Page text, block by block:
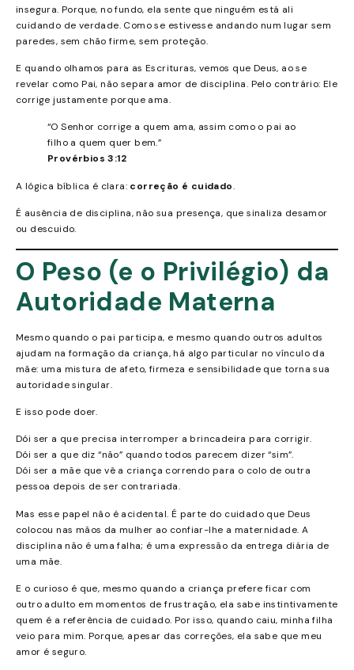
insegura. Porque, no fundo, ela sente que ninguém está ali
cuidando de verdade. Como se estivesse andando num lugar sem
paredes, sem chão firme, sem proteção.
E quando olhamos para as Escrituras, vemos que Deus, ao se
revelar como Pai, não separa amor de disciplina. Pelo contrário: Ele
corrige justamente porque ama.
“O Senhor corrige a quem ama, assim como o pai ao
filho a quem quer bem.”
Provérbios 3:12
A lógica bíblica é clara: correção é cuidado.
É ausência de disciplina, não sua presença, que sinaliza desamor
ou descuido.
O Peso (e o Privilégio) da
Autoridade Materna
Mesmo quando o pai participa, e mesmo quando outros adultos
ajudam na formação da criança, há algo particular no vínculo da
mãe: uma mistura de afeto, firmeza e sensibilidade que torna sua
autoridade singular.
E isso pode doer.
Dói ser a que precisa interromper a brincadeira para corrigir.
Dói ser a que diz “não” quando todos parecem dizer “sim”.
Dói ser a mãe que vê a criança correndo para o colo de outra
pessoa depois de ser contrariada.
Mas esse papel não é acidental. É parte do cuidado que Deus
colocou nas mãos da mulher ao confiar-lhe a maternidade. A
disciplina não é uma falha; é uma expressão da entrega diária de
uma mãe.
E o curioso é que, mesmo quando a criança prefere ficar com
outro adulto em momentos de frustração, ela sabe instintivamente
quem é a referência de cuidado. Por isso, quando caiu, minha filha
veio para mim. Porque, apesar das correções, ela sabe que meu
amor é seguro.